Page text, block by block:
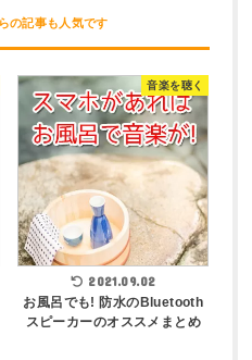
音楽を聴く
2021.09.02
お風呂でも! 防水のBluetooth
スピーカーのオススメまとめ